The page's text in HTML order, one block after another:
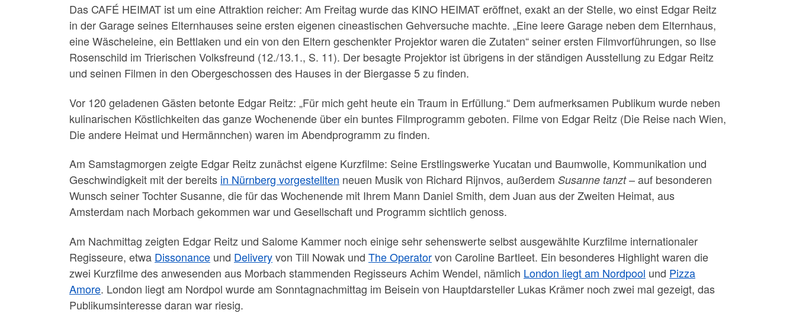
Das CAFÉ HEIMAT ist um eine Attraktion reicher: Am Freitag wurde das KINO HEIMAT eröffnet, exakt an der Stelle, wo einst Edgar Reitz
in der Garage seines Elternhauses seine ersten eigenen cineastischen Gehversuche machte. „Eine leere Garage neben dem Elternhaus,
eine Wäscheleine, ein Bettlaken und ein von den Eltern geschenkter Projektor waren die Zutaten“ seiner ersten Filmvorführungen, so Ilse
Rosenschild im Trierischen Volksfreund (12./13.1., S. 11). Der besagte Projektor ist übrigens in der ständigen Ausstellung zu Edgar Reitz
und seinen Filmen in den Obergeschossen des Hauses in der Biergasse 5 zu finden.
Vor 120 geladenen Gästen betonte Edgar Reitz: „Für mich geht heute ein Traum in Erfüllung.“ Dem aufmerksamen Publikum wurde neben
kulinarischen Köstlichkeiten das ganze Wochenende über ein buntes Filmprogramm geboten. Filme von Edgar Reitz (Die Reise nach Wien,
Die andere Heimat und Hermännchen) waren im Abendprogramm zu finden.
Am Samstagmorgen zeigte Edgar Reitz zunächst eigene Kurzfilme: Seine Erstlingswerke Yucatan und Baumwolle, Kommunikation und
Geschwindigkeit mit der bereits in Nürnberg vorgestellten neuen Musik von Richard Rijnvos, außerdem Susanne tanzt– auf besonderen
Wunsch seiner Tochter Susanne, die für das Wochenende mit Ihrem Mann Daniel Smith, dem Juan aus der Zweiten Heimat, aus
Amsterdam nach Morbach gekommen war und Gesellschaft und Programm sichtlich genoss.
Am Nachmittag zeigten Edgar Reitz und Salome Kammer noch einige sehr sehenswerte selbst ausgewählte Kurzfilme internationaler
Regisseure, etwa Dissonance und Deliveryvon Till Nowak und The Operatorvon Caroline Bartleet. Ein besonderes Highlight waren die
zwei Kurzfilme des anwesenden aus Morbach stammenden Regisseurs Achim Wendel, nämlich London liegt am Nordpool und Pizza
Amore. London liegt am Nordpol wurde am Sonntagnachmittag im Beisein von Hauptdarsteller Lukas Krämer noch zwei mal gezeigt, das
Publikumsinteresse daran war riesig.